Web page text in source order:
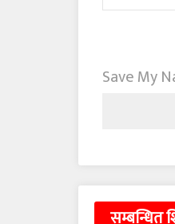
Save My
सम्बन्धित